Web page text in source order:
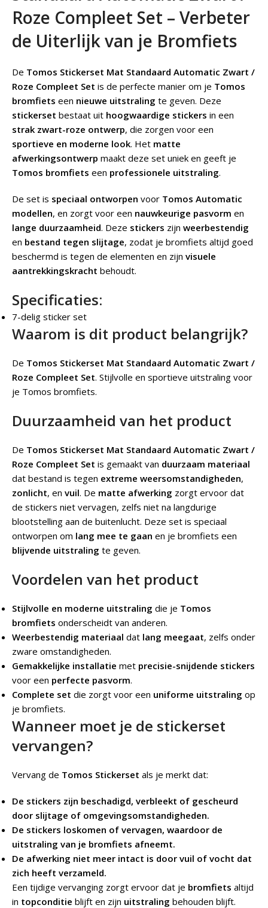
Roze Compleet Set – Verbeter
de Uiterlijk van je Bromfiets
De Tomos Stickerset Mat Standaard Automatic Zwart /
Roze Compleet Set is de perfecte manier om je Tomos
bromfiets een nieuwe uitstraling te geven. Deze
stickerset bestaat uit hoogwaardige stickers in een
strak zwart-roze ontwerp, die zorgen voor een
sportieve en moderne look. Het matte
afwerkingsontwerp maakt deze set uniek en geeft je
Tomos bromfiets een professionele uitstraling.
De set is speciaal ontworpen voor Tomos Automatic
modellen, en zorgt voor een nauwkeurige pasvorm en
lange duurzaamheid. Deze stickers zijn weerbestendig
en bestand tegen slijtage, zodat je bromfiets altijd goed
beschermd is tegen de elementen en zijn visuele
aantrekkingskracht behoudt.
Specificaties:
7-delig sticker set
Waarom is dit product belangrijk?
De Tomos Stickerset Mat Standaard Automatic Zwart /
Roze Compleet Set. Stijlvolle en sportieve uitstraling voor
je Tomos bromfiets.
Duurzaamheid van het product
De Tomos Stickerset Mat Standaard Automatic Zwart /
Roze Compleet Set is gemaakt van duurzaam materiaal
dat bestand is tegen extreme weersomstandigheden,
zonlicht, en vuil. De matte afwerking zorgt ervoor dat
de stickers niet vervagen, zelfs niet na langdurige
blootstelling aan de buitenlucht. Deze set is speciaal
ontworpen om lang mee te gaan en je bromfiets een
blijvende uitstraling te geven.
Voordelen van het product
Stijlvolle en moderne uitstraling die je Tomos
bromfiets onderscheidt van anderen.
Weerbestendig materiaal dat lang meegaat, zelfs onder
zware omstandigheden.
Gemakkelijke installatie met precisie-snijdende stickers
voor een perfecte pasvorm.
Complete set die zorgt voor een uniforme uitstraling op
je bromfiets.
Wanneer moet je de stickerset
vervangen?
Vervang de Tomos Stickerset als je merkt dat:
De stickers zijn beschadigd, verbleekt of gescheurd
door slijtage of omgevingsomstandigheden.
De stickers loskomen of vervagen, waardoor de
uitstraling van je bromfiets afneemt.
De afwerking niet meer intact is door vuil of vocht dat
zich heeft verzameld.
Een tijdige vervanging zorgt ervoor dat je bromfiets altijd
in topconditie blijft en zijn uitstraling behouden blijft.